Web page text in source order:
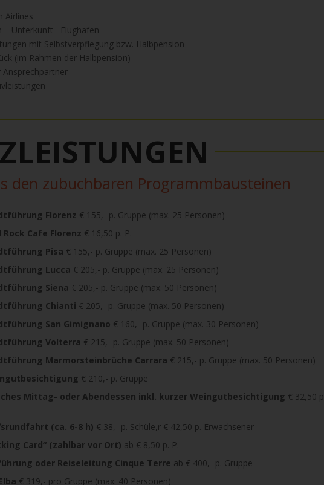
Airlines
– Unterkunft– Flughafen
mit Selbstverpflegung bzw. Halbpension
(im Rahmen der Halbpension)
Ansprechpartner
den zubuchbaren Programmbausteinen
Florenz € 155,- p. Gruppe (max. 25 Personen)
Cafe Florenz € 16,50 p. P.
Pisa € 155,- p. Gruppe (max. 25 Personen)
Lucca € 205,- p. Gruppe (max. 25 Personen)
Siena € 205,- p. Gruppe (max. 50 Personen)
Chianti € 205,- p. Gruppe (max. 50 Personen)
San Gimignano € 160,- p. Gruppe (max. 30 Personen)
Volterra € 215,- p. Gruppe (max. 50 Personen)
Marmorsteinbrüche Carrara € 215,- p. Gruppe (max. 50 Personen)
€ 210,- p. Gruppe
Mittag- oder Abendessen inkl. kurzer Weingutbesichtigung € 32,50 p.
(ca. 6-8 h) € 38,- p. Schüle,r € 42,50 p. Erwachsener
Card“ (zahlbar vor Ort) ab € 8,50 p. P.
oder Reiseleitung Cinque Terre ab € 400,- p. Gruppe
€ 319,- pro Gruppe (max. 40 Personen)